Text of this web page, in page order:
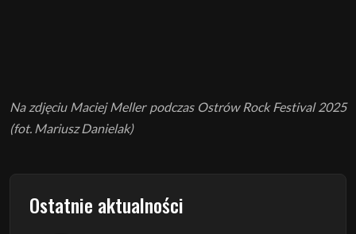
Na zdjęciu Maciej Meller podczas Ostrów Rock Festival 2025
(fot. Mariusz Danielak)
Ostatnie aktualności